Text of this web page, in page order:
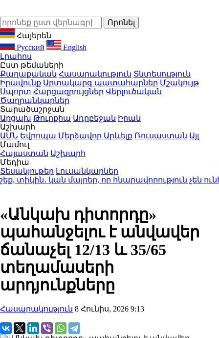
Հայերեն
Русский
English
Լրահոս
Ըստ թեմաների
Քաղաքական Հասարակություն Տնտեսություն
Իրավունք Արտակարգ պատահարներ Մշակույթ
Սպորտ Հարցազրույցներ Վերլուծական
Ծաղրանկարներ
Տարածաշրջան
Արցախ Թուրքիա Ադրբեջան Իրան
Աշխարհ
ԱՄՆ Եվրոպա Մերձավոր Արևելք Ռուսաստան Այլ
Մամուլ
Հայաստան Աշխարհ
Մեդիա
Տեսանյութեր Լուսանկարներ
կան մայրեր, որ հնարավորություն չեն
«Անկախ դիտորդը»
պահանջելու է անվավեր
ճանաչել 12/13 և 35/65
տեղամասերի
արդյունքները
Հասարակություն 8 Հունիս, 2026 9:13